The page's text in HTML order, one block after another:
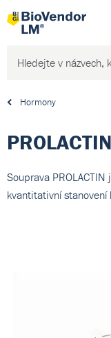
Hormony
PROLACTIN
Souprava
kvantitativní stanovení